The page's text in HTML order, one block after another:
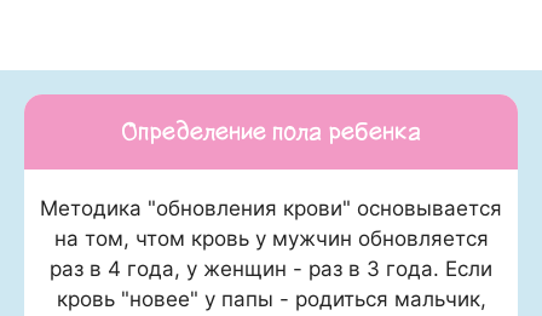
Определение пола ребенка
Методика "обновления крови" основывается
на том, чтом кровь у мужчин обновляется
раз в 4 года, у женщин - раз в 3 года. Если
кровь "новее" у папы - родиться мальчик,